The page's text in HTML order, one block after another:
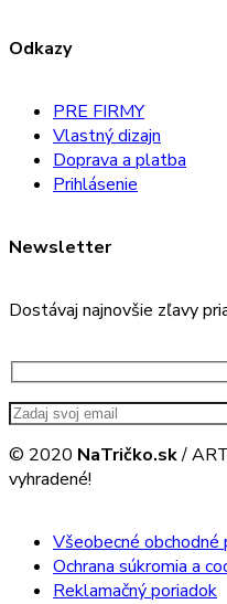
Odkazy
PRE FIRMY
Vlastný dizajn
Doprava a platba
Prihlásenie
Newsletter
Dostávaj najnovšie zľavy
© 2020 NaTričko.sk/
vyhradené!
Všeobecné obchodné
Ochrana súkromia a
Reklamačný poriadok